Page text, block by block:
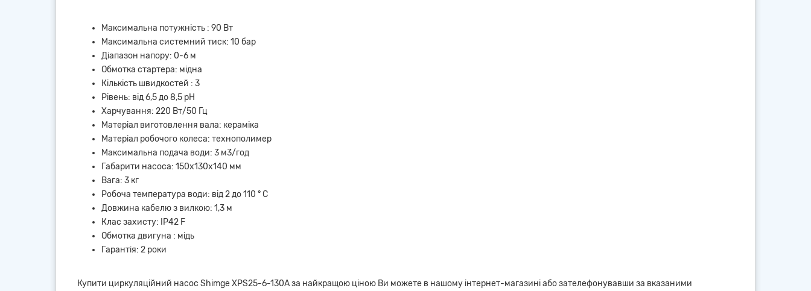
Максимальна потужність : 90 Вт
Максимальна системний тиск: 10 бар
Діапазон напору: 0-6 м
Обмотка стартера: мідна
Кількість швидкостей : 3
Рівень: від 6,5 до 8,5 pH
Харчування: 220 Вт/50 Гц
Матеріал виготовлення вала: кераміка
Матеріал робочого колеса: технополимер
Максимальна подача води: 3 м3/год
Габарити насоса: 150х130х140 мм
Вага: 3 кг
Робоча температура води: від 2 до 110 ° С
Довжина кабелю з вилкою: 1,3 м
Клас захисту: IP42 F
Обмотка двигуна : мідь
Гарантія: 2 роки
Купити циркуляційний насос Shimge XPS25-6-130А за найкращою ціною Ви можете в нашому інтернет-магазині або зателефонувавши за вказаними